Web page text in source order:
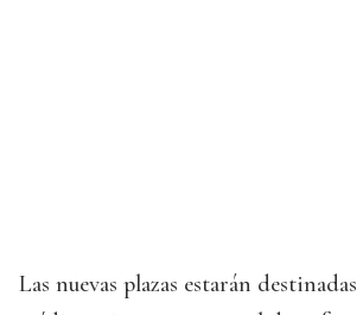
Las nuevas plazas estarán destinadas